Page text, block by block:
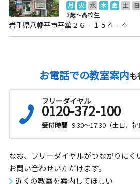
月 火 水 木 金 土
日
3歳～高校生
岩手県八幡平市平舘２６‐１５４‐４
お電話での教室案内も
フリーダイヤル
0120-372-100
受付時間 9:30～17:30（土日、祝
なお、フリーダイヤルがつながりにく
お問い合わせいただけます。
近くの教室を案内してほしい